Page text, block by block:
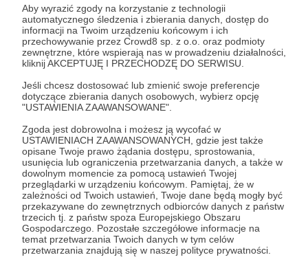
Aby wyrazić zgody na korzystanie z technologii
automatycznego śledzenia i zbierania danych, dostęp do
informacji na Twoim urządzeniu końcowym i ich
przechowywanie przez Crowd8 sp. z o.o. oraz podmioty
zewnętrzne, które wspierają nas w prowadzeniu działalności,
kliknij AKCEPTUJĘ I PRZECHODZĘ DO SERWISU.
Jeśli chcesz dostosować lub zmienić swoje preferencje
dotyczące zbierania danych osobowych, wybierz opcję
"USTAWIENIA ZAAWANSOWANE".
Zgoda jest dobrowolna i możesz ją wycofać w
USTAWIENIACH ZAAWANSOWANYCH, gdzie jest także
opisane Twoje prawo żądania dostępu, sprostowania,
usunięcia lub ograniczenia przetwarzania danych, a także w
dowolnym momencie za pomocą ustawień Twojej
przeglądarki w urządzeniu końcowym. Pamiętaj, że w
zależności od Twoich ustawień, Twoje dane będą mogły być
przekazywane do zewnętrznych odbiorców danych z państw
trzecich tj. z państw spoza Europejskiego Obszaru
Gospodarczego. Pozostałe szczegółowe informacje na
temat przetwarzania Twoich danych w tym celów
przetwarzania znajdują się w naszej polityce prywatności.
dalej! Wspólnie możemy przenosić góry!
Dziękujemy za ten przepiękny gest i pamiętaj, że
zawsze możesz nas obserwować na naszej stronie
oraz w social mediach. Na pewno nie raz się
jeszcze zobaczymy! :)
👉 Wspierający na tym progu otrzymają oficjalne
podziękowania dla Patronów na naszym
Facebooku, które będziemy umieszczać tam raz w
miesiącu :)
👉 Wyślemy do Ciebie spersonalizowane życzenia
z okazji urodzin lub Świąt złożone przez
odbiorców naszych działań :)
Patroni: 0